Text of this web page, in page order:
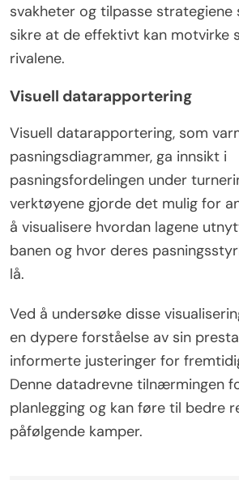
svakheter og tilpasse strategiene
sikre at de effektivt kan motvirke
rivalene.
Visuell datarapportering
Visuell datarapportering, som
pasningsdiagrammer, ga innsikt i
pasningsfordelingen under
verktøyene gjorde det mulig for
å visualisere hvordan lagene
banen og hvor deres
lå.
Ved å undersøke disse
en dypere forståelse av sin
informerte justeringer for
Denne datadrevne tilnærmingen
planlegging og kan føre til bedre
påfølgende kamper.